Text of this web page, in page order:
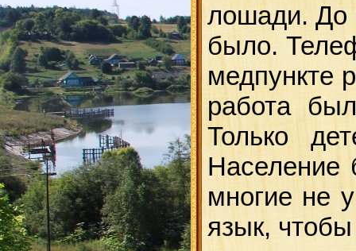
лошади. До
было.
медпункте
работа
Только
Население
многие не
язык,